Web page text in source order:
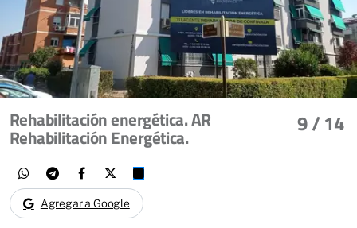
9/ 14
Rehabilitación energética. AR
Rehabilitación Energética.
Agregar a Google